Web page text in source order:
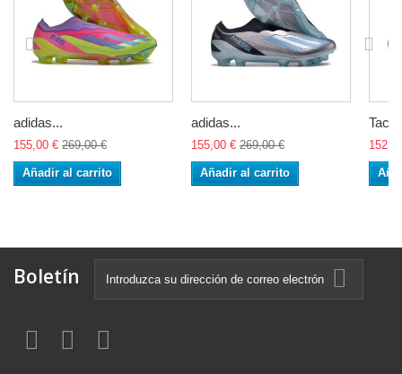
adidas...
155,00 € 269,00 €
Añadir al carrito
adidas...
155,00 € 269,00 €
Añadir al carrito
Boletín